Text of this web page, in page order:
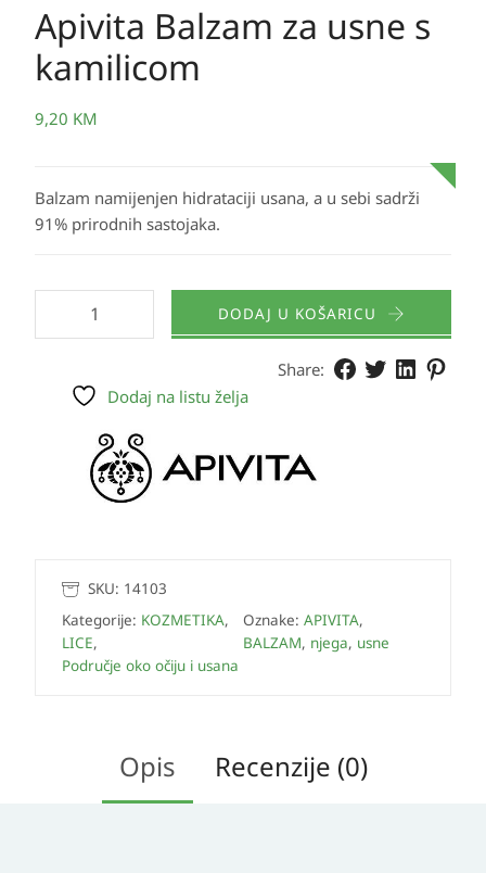
Apivita Balzam za usne s
kamilicom
9,20 KM
Balzam namijenjen hidrataciji usana, a u sebi sadrži
91% prirodnih sastojaka.
DODAJ U KOŠARICU
Share:
Dodaj na listu želja
SKU: 14103
Kategorije: KOZMETIKA,
LICE,
Područje oko očiju i usana
Oznake: APIVITA,
BALZAM, njega, usne
Opis Recenzije (0)